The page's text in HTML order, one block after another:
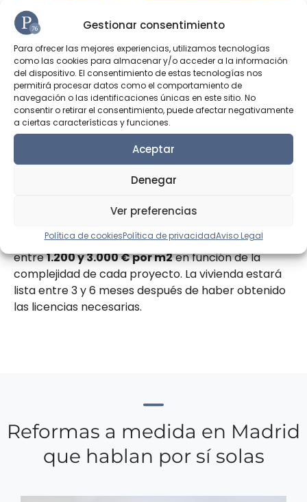
Gestionar consentimiento
Para ofrecer las mejores experiencias, utilizamos tecnologías
como las cookies para almacenar y/o acceder a la información
del dispositivo. El consentimiento de estas tecnologías nos
permitirá procesar datos como el comportamiento de
navegación o las identificaciones únicas en este sitio. No
consentir o retirar el consentimiento, puede afectar negativamente
a ciertas características y funciones.
Aceptar
Denegar
Ver preferencias
Política de cookiesPolítica de privacidadAviso Legal
¿Cuál es la inversión de una
reforma integral de alta
gama en Madrid?
En P76 desarrollamos proyectos a medida. Por eso
planificación detallada y dirección de obra propia.
El presupuesto de una reforma integral se sitúa
entre1.200 y 3.000 € por m2en función de la
complejidad de cada proyecto. La vivienda estará
lista entre 3 y 6 meses después de haber obtenido
las licencias necesarias.
Reformas a medida en Madrid
que hablan por sí solas